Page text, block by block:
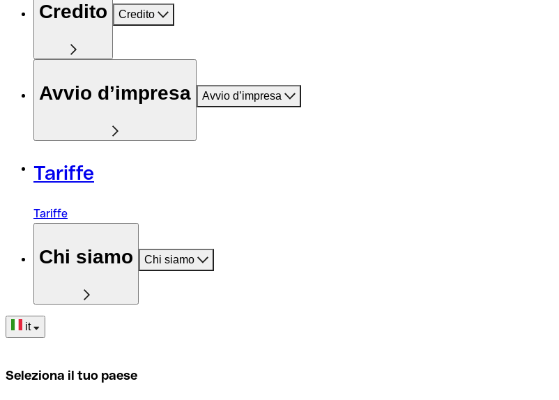
Credito Credito
Avvio d’impresa Avvio d’impresa
Tariffe
Tariffe
Chi siamo Chi siamo
it
Seleziona il tuo paese